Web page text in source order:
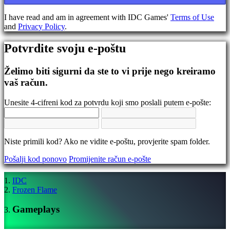
se
Zaboravili
ste
lozinku?
Promijeni
BS
DA
ES
FR
HR
IT
JA
NL
PL
I have read and am in agreement with IDC Games' Terms of Use
and Privacy Policy.
Potvrdite svoju e-poštu
Želimo biti sigurni da ste to vi prije nego kreiramo
vaš račun.
Unesite 4-cifreni kod za potvrdu koji smo poslali putem e-pošte:
Niste primili kod? Ako ne vidite e-poštu, provjerite spam folder.
Pošalji kod ponovo Promijenite račun e-pošte
IDC
Frozen Flame
Gameplays